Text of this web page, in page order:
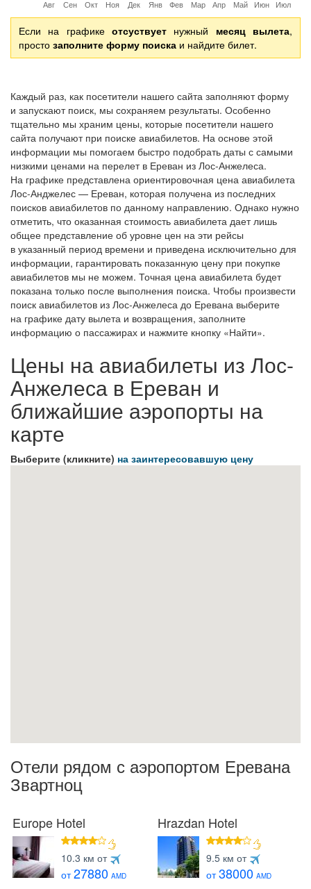
Авг Сен Окт Ноя Дек Янв Фев Мар Апр Май Июн Июл
Если на графике отсуствует нужный месяц вылета,
простозаполните форму поиска и найдите билет.
Каждый раз, как посетители нашего сайта заполняют форму
и запускают поиск, мы сохраняем результаты. Особенно
тщательно мы храним цены, которые посетители нашего
сайта получают при поиске авиабилетов. На основе этой
информации мы помогаем быстро подобрать даты с самыми
низкими ценами на перелет в Ереван из Лос-Анжелеса.
На графике представлена ориентировочная цена авиабилета
Лос-Анджелес — Ереван, которая получена из последних
поисков авиабилетов по данному направлению. Однако нужно
отметить, что оказанная стоимость авиабилета дает лишь
общее представление об уровне цен на эти рейсы
в указанный период времени и приведена исключительно для
информации, гарантировать показанную цену при покупке
авиабилетов мы не можем. Точная цена авиабилета будет
показана только после выполнения поиска. Чтобы произвести
поиск авиабилетов из Лос-Анжелеса до Еревана выберите
на графике дату вылета и возвращения, заполните
информацию о пассажирах и нажмите кнопку «Найти».
Цены на авиабилеты из Лос-
Анжелеса в Ереван и
ближайшие аэропорты на
карте
Выберите (кликните) на заинтересовавшую цену
Отели рядом с аэропортом Еревана
Звартноц
Europe Hotel
4 звезды
10.3 км от
от27880 AMD
Hrazdan Hotel
4 звезды
9.5 км от
от38000 AMD